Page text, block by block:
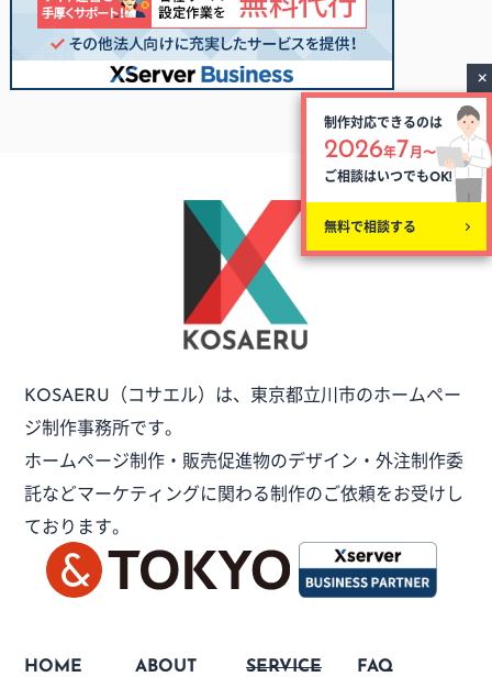
KOSAERU （コサエル）は、 東京都立川市のホームペー
ジ制作事務所です。
ホームページ制作・販売促進物のデザイン・外注制作委
託などマーケティングに関わる制作のご依頼をお受けし
ております。
HOME ABOUT SERVICE FAQ
制作対応できるのは
2026年7月〜
ご相談はいつでもOK!
無料で相談する